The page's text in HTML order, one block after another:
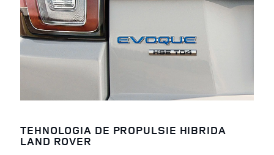
TEHNOLOGIA DE PROPULSIE HIBRIDA
LAND ROVER